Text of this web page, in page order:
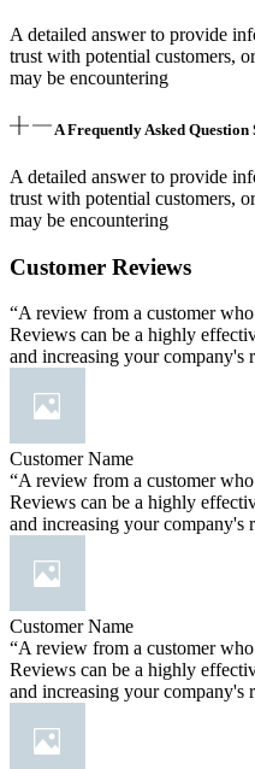
A detailed answer to provide
trust with potential customers,
may be encountering
A Frequently Asked
A detailed answer to provide
trust with potential customers,
may be encountering
Customer Reviews
“A review from a customer
Reviews can be a highly
and increasing your company's
Customer Name
“A review from a customer
Reviews can be a highly
and increasing your company's
Customer Name
“A review from a customer
Reviews can be a highly
and increasing your company's